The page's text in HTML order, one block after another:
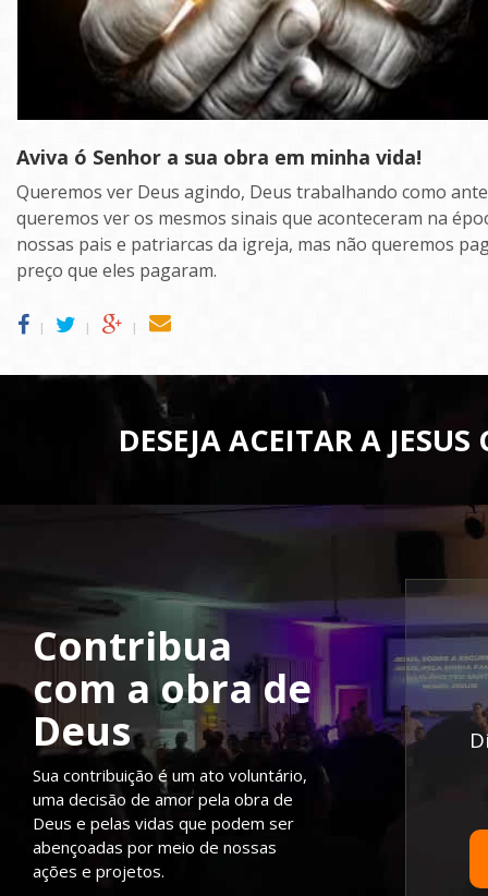
Aviva ó Senhor a sua obra em minha vida!
Queremos ver Deus agindo, Deus trabalhando como
queremos ver os mesmos sinais que aconteceram na
nossas pais e patriarcas da igreja, mas não queremos
preço que eles pagaram.
l l l
DESEJA ACEITAR A
Contribua
com a obra de
Deus
Sua contribuição é um ato voluntário,
uma decisão de amor pela obra de
Deus e pelas vidas que podem ser
abençoadas por meio de nossas
ações e projetos.